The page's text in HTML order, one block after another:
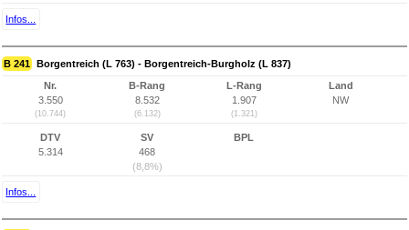
Infos...
B 241 Borgentreich (L 763) - Borgentreich-Burgholz (L 837)
Nr.
3.550
(10.744)
B-Rang
8.532
(6.132)
L-Rang
1.907
(1.321)
Land
NW
DTV
5.314
SV
468
(8,8%)
BPL
Infos...